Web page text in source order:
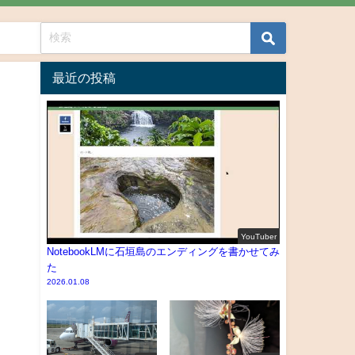
最近の投稿
YouTuber
NotebookLMに石垣島のエンディングを書かせてみ
た
2026.01.08